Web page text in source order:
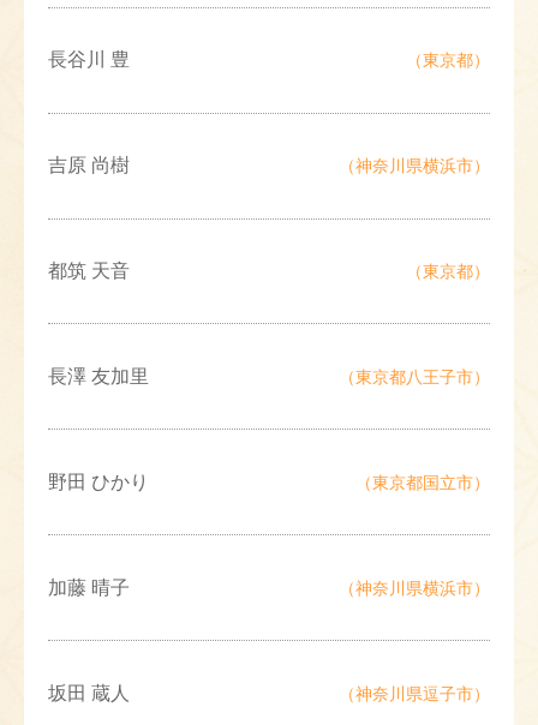
長谷川 豊 （東京都）
吉原 尚樹 （神奈川県横浜市）
都筑 天音 （東京都）
長澤 友加里 （東京都八王子市）
野田 ひかり （東京都国立市）
加藤 晴子 （神奈川県横浜市）
坂田 蔵人 （神奈川県逗子市）